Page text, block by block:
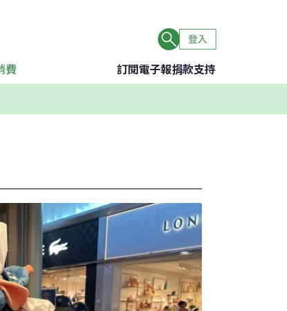
登入
費 訂閱電子報捐款支持